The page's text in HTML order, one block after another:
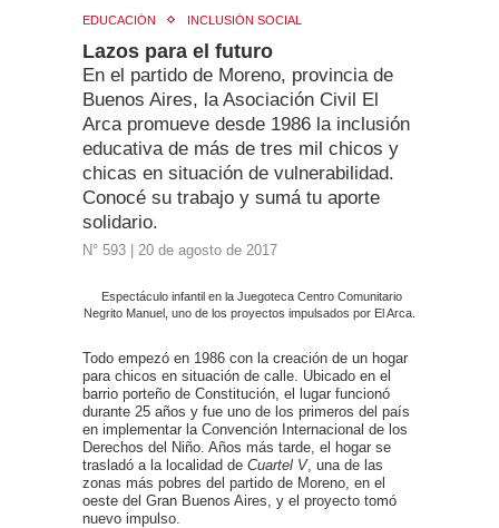
EDUCACIÓN INCLUSIÓN SOCIAL
Lazos para el futuro
En el partido de Moreno, provincia de
Buenos Aires, la Asociación Civil El
Arca promueve desde 1986 la inclusión
educativa de más de tres mil chicos y
chicas en situación de vulnerabilidad.
Conocé su trabajo y sumá tu aporte
solidario.
N° 593 | 20 de agosto de 2017
Espectáculo infantil en la Juegoteca Centro Comunitario
Negrito Manuel, uno de los proyectos impulsados por El Arca.
Todo empezó en 1986 con la creación de un hogar
para chicos en situación de calle. Ubicado en el
barrio porteño de Constitución, el lugar funcionó
durante 25 años y fue uno de los primeros del país
en implementar la Convención Internacional de los
Derechos del Niño. Años más tarde, el hogar se
trasladó a la localidad de Cuartel V, una de las
zonas más pobres del partido de Moreno, en el
oeste del Gran Buenos Aires, y el proyecto tomó
nuevo impulso.